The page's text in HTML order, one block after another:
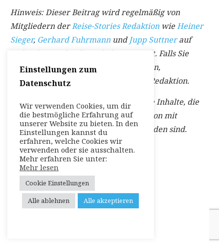
Hinweis: Dieser Beitrag wird regelmäßig von
Mitgliedern derReise-Stories Redaktion wieHeiner
Sieger, Gerhard Fuhrmann und Jupp Suttnerauf
Richtigkeit und Vollständigkeit geprüft. Falls Sie
Anmerkungen zu diesem Beitrag haben,
kontaktieren Sie bitte direkt
die Redaktion.
Dieser Beitrag enthält möglicherweise Inhalte, die
im Rahmen einer bezahlten Kooperation mit
Marken, Hotels oder Partnern entstanden sind.
Einstellungen zum
Datenschutz
Wir verwenden Cookies, um dir
die bestmögliche Erfahrung auf
unserer Website zu bieten. In den
Einstellungen kannst du
erfahren, welche Cookies wir
verwenden oder sie ausschalten.
Mehr erfahren Sie unter:
Mehr lesen
Cookie Einstellungen
Alle ablehnen
Alle akzeptieren